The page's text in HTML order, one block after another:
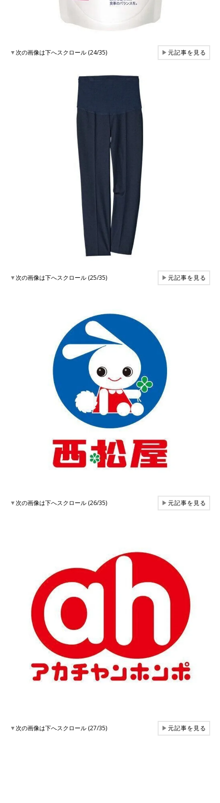
▼次の画像は下へスクロール (24/35) ▶元記事を見る
▼次の画像は下へスクロール (25/35) ▶元記事を見る
▼次の画像は下へスクロール (26/35) ▶元記事を見る
▼次の画像は下へスクロール (27/35) ▶元記事を見る